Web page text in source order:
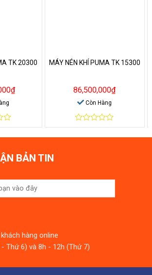
TK 20300
₫
MÁY NÉN KHÍ PUMA TK 15300
86,500,000₫
Còn Hàng
0
out
BẢN TIN
hàng online
Thứ 6) và 8h - 12h (Thứ 7)